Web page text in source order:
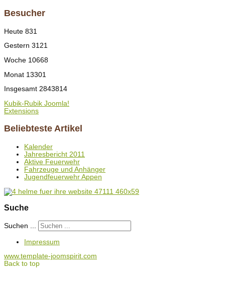
Besucher
Heute 831
Gestern 3121
Woche 10668
Monat 13301
Insgesamt 2843814
Kubik-Rubik Joomla!
Extensions
Beliebteste Artikel
Kalender
Jahresbericht 2011
Aktive Feuerwehr
Fahrzeuge und Anhänger
Jugendfeuerwehr Appen
Suche
Suchen ...
Impressum
www.template-joomspirit.com
Back to top